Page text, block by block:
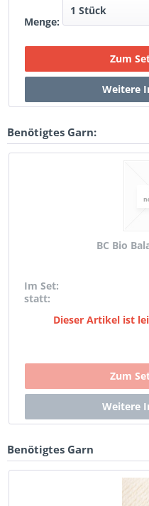
Menge:
Benötigtes Garn:
BC Bio
Im Set:
statt:
Dieser Artikel ist
Benötigtes Garn